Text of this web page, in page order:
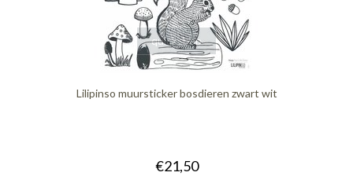
quickshop
Lilipinso muursticker bosdieren zwart wit
€21,50